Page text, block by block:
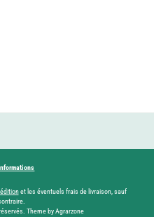
et les éventuels frais de livraison, sauf
Theme by Agrarzone